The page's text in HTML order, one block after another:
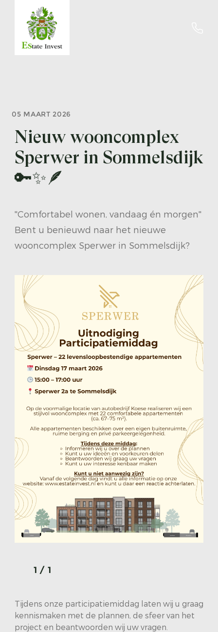
05 MAART 2026
Nieuw wooncomplex
Sperwer in Sommelsdijk
🔑✨🪶
''Comfortabel wonen, vandaag én morgen''
Bent u benieuwd naar het nieuwe
wooncomplex Sperwer in Sommelsdijk?
1 / 1
Tijdens onze participatiemiddag laten wij u graag
kennismaken met de plannen, de sfeer van het
project en beantwoorden wij uw vragen.